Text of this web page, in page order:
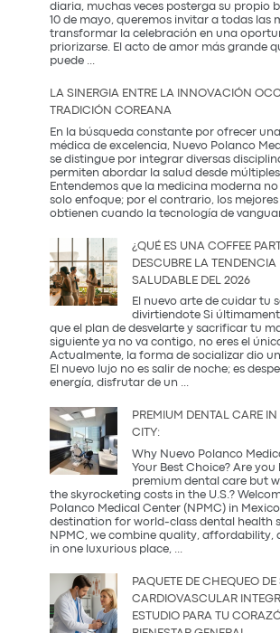
diaria, muchas veces posterga su propio
10 de mayo, queremos invitar a todas las
transformar la celebración en una
priorizarse. El acto de amor más grande
puede ...
que
Realmente
Necesita:
Salud
y
Prevención
LA SINERGIA ENTRE LA INNOVACIÓN
TRADICIÓN COREANA
En la búsqueda constante por ofrecer
médica de excelencia, Nuevo Polanco
se distingue por integrar diversas
permiten abordar la salud desde múltiples
Entendemos que la medicina moderna
solo enfoque; por el contrario, los mejores
obtienen cuando la tecnología de
¿QUÉ ES UNA COFFEE
DESCUBRE LA TENDENCIA
SALUDABLE DEL 2026
El nuevo arte de cuidar tu
divirtiendote Si
que el plan de desvelarte y sacrificar tu
siguiente ya no va contigo, no eres el
Actualmente, la forma de socializar dio un
El nuevo lujo no es salir de noche; es
energía, disfrutar de un ...
una
Descubre
la
tendencia
más
saludable
del
2026
PREMIUM DENTAL CARE
CITY:
Why Nuevo Polanco
Your Best Choice? Are
premium dental care but
the skyrocketing costs in the U.S.?
Polanco Medical Center (NPMC) in
destination for world-class dental health
NPMC, we combine quality, affordability,
in one luxurious place,
Care
Mexico
City:
PAQUETE DE CHEQUEO
CARDIOVASCULAR
ESTUDIO PARA TU